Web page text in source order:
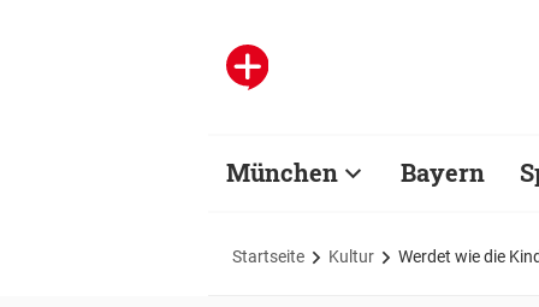
München Bayern
Startseite Kultur Werdet wie die